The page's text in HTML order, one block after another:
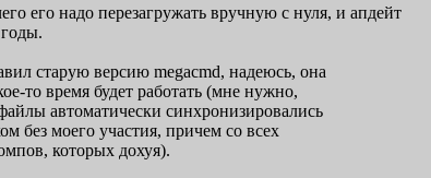
его надо перезагружать вручную с нуля, и апдейт
старую версию megacmd, надеюсь, она
то время будет работать (мне нужно,
автоматически синхронизировались
без моего участия, причем со всех
которых дохуя).